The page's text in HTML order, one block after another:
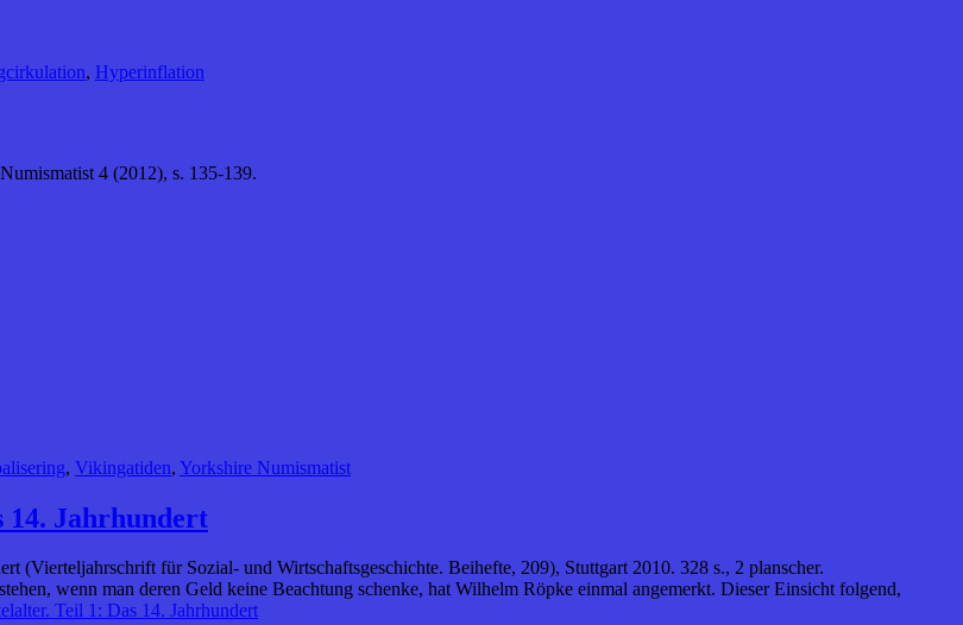
, Hyperinflation
4 (2012), s. 135-139.
, Vikingatiden, Yorkshire Numismatist
14. Jahrhundert
(Vierteljahrschrift für Sozial- und Wirtschaftsgeschichte. Beihefte, 209), Stuttgart 2010. 328 s., 2 planscher.
wenn man deren Geld keine Beachtung schenke, hat Wilhelm Röpke einmal angemerkt. Dieser Einsicht folgend,
Teil 1: Das 14. Jahrhundert